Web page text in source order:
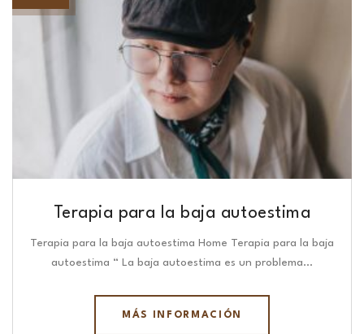
Terapia para la baja autoestima
Terapia para la baja autoestima Home Terapia para la baja
autoestima “ La baja autoestima es un problema…
MÁS INFORMACIÓN